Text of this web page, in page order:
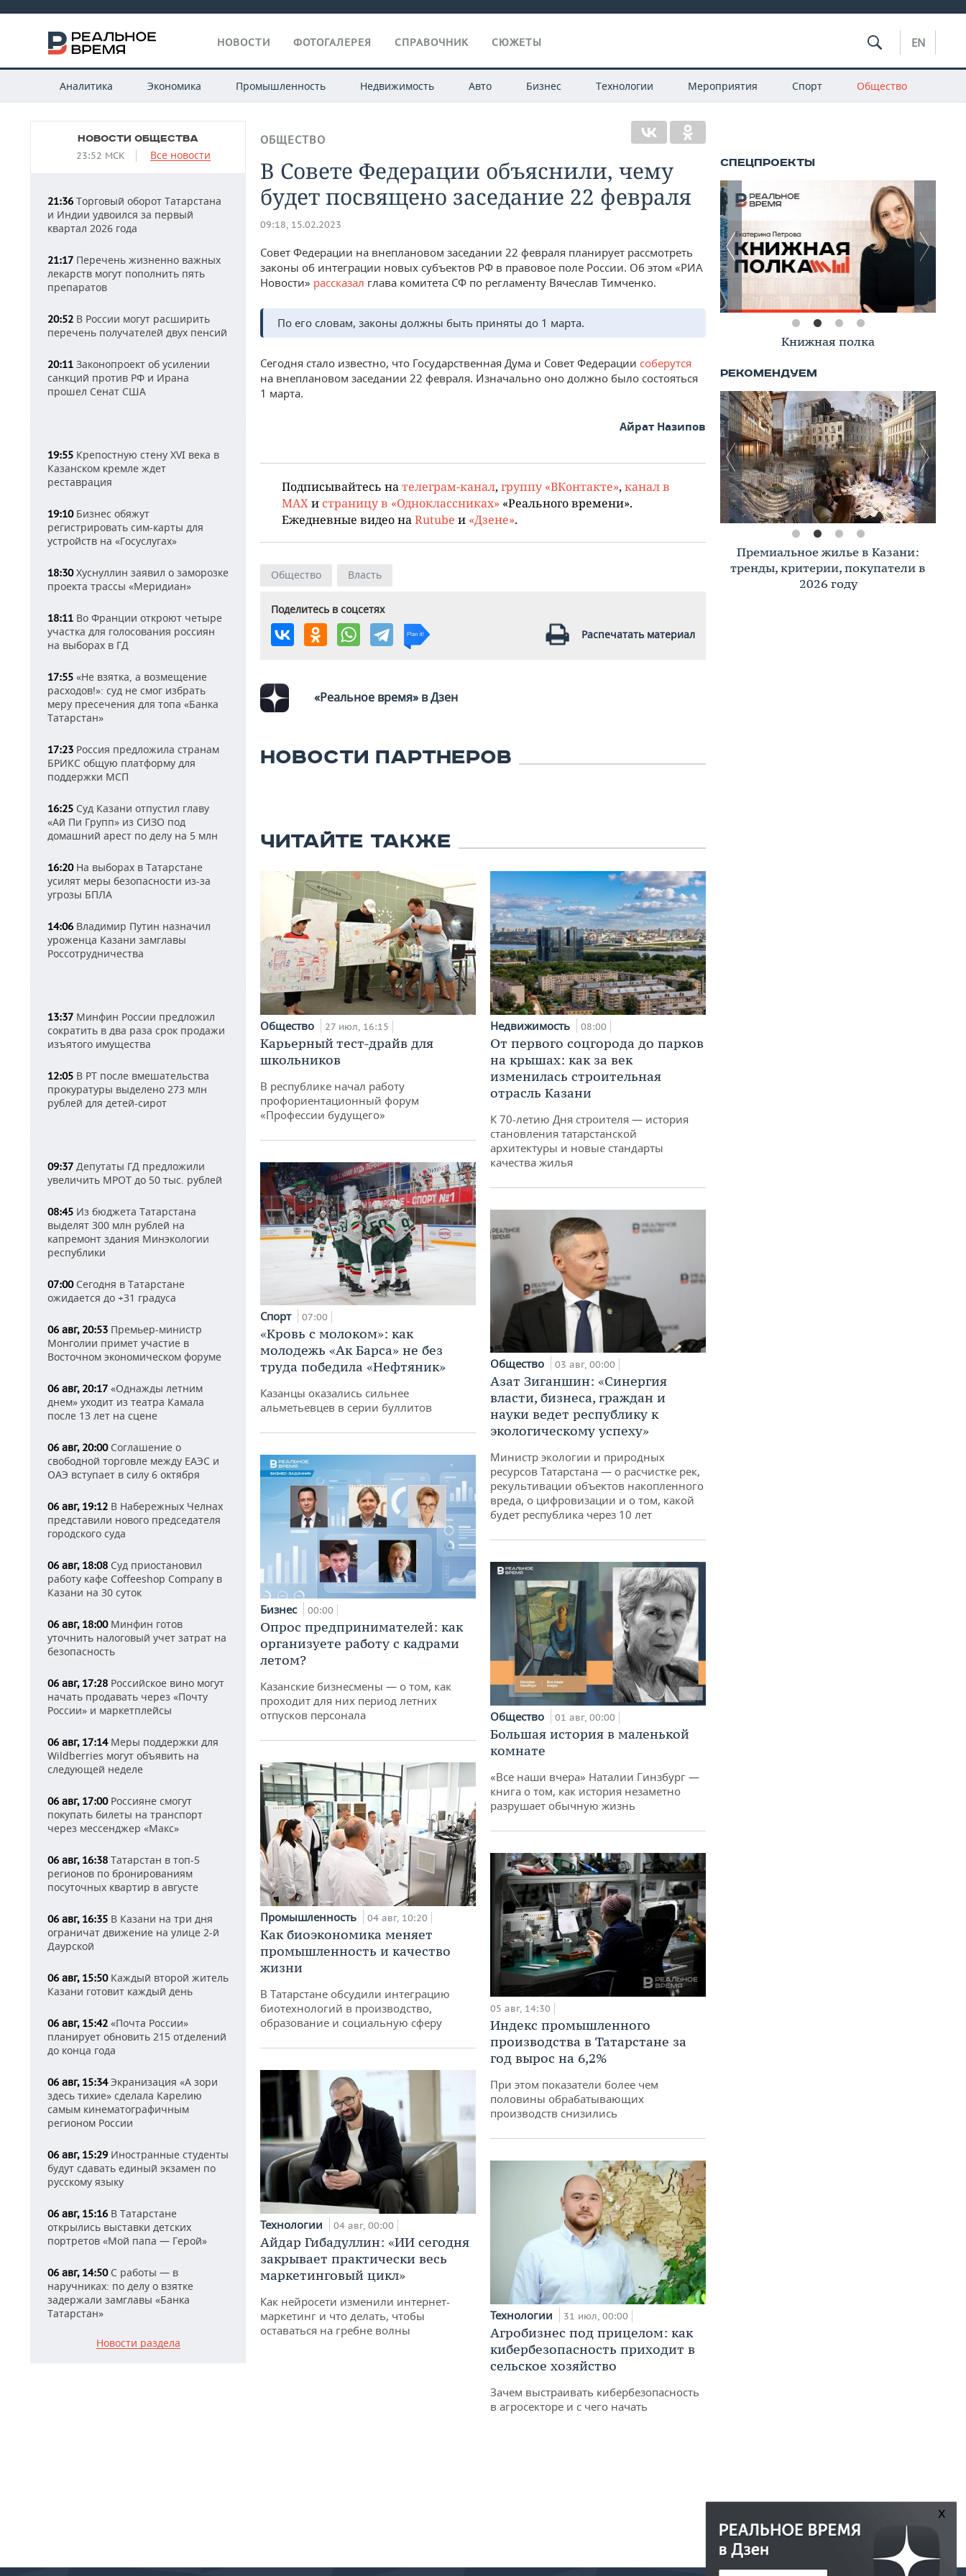
НОВОСТИ ФОТОГАЛЕРЕЯ СПРАВОЧНИК СЮЖЕТЫ EN
Аналитика Экономика Промышленность Недвижимость Авто Бизнес Технологии Мероприятия Спорт Общество
НОВОСТИ ОБЩЕСТВА
23:52 МСК Все новости
21:36 Торговый оборот Татарстана
и Индии удвоился за первый
квартал 2026 года
21:17 Перечень жизненно важных
лекарств могут пополнить пять
препаратов
20:52 В России могут расширить
перечень получателей двух пенсий
20:11 Законопроект об усилении
санкций против РФ и Ирана
прошел Сенат США
19:55 Крепостную стену XVI века в
Казанском кремле ждет
реставрация
19:10Бизнес обяжут
регистрировать сим-карты для
устройств на «Госуслугах»
18:30Хуснуллин заявил о заморозке
проекта трассы «Меридиан»
18:11 Во Франции откроют четыре
участка для голосования россиян
на выборах в ГД
17:55 «Не взятка, а возмещение
расходов!»: суд не смог избрать
меру пресечения для топа «Банка
Татарстан»
17:23 Россия предложила странам
БРИКС общую платформу для
поддержки МСП
16:25 Суд Казани отпустил главу
«Ай Пи Групп» из СИЗО под
домашний арест по делу на 5 млн
16:20На выборах в Татарстане
усилят меры безопасности из-за
угрозы БПЛА
14:06 Владимир Путин назначил
уроженца Казани замглавы
Россотрудничества
13:37 Минфин России предложил
сократить в два раза срок продажи
изъятого имущества
12:05 В РТ после вмешательства
прокуратуры выделено 273 млн
рублей для детей-сирот
09:37 Депутаты ГД предложили
увеличить МРОТ до 50 тыс. рублей
08:45 Из бюджета Татарстана
выделят 300 млн рублей на
капремонт здания Минэкологии
республики
07:00Сегодня в Татарстане
ожидается до +31 градуса
06 авг, 20:53 Премьер-министр
Монголии примет участие в
Восточном экономическом форуме
06 авг, 20:17 «Однажды летним
днем» уходит из театра Камала
после 13 лет на сцене
06 авг, 20:00Соглашение о
свободной торговле между ЕАЭС и
ОАЭ вступает в силу 6 октября
06 авг, 19:12 В Набережных Челнах
представили нового председателя
городского суда
06 авг, 18:08 Суд приостановил
работу кафе Coffeeshop Company в
Казани на 30 суток
06 авг, 18:00Минфин готов
уточнить налоговый учет затрат на
безопасность
06 авг, 17:28 Российское вино могут
начать продавать через «Почту
России» и маркетплейсы
06 авг, 17:14Меры поддержки для
Wildberries могут объявить на
следующей неделе
06 авг, 17:00Россияне смогут
покупать билеты на транспорт
через мессенджер «Макс»
06 авг, 16:38 Татарстан в топ-5
регионов по бронированиям
посуточных квартир в августе
06 авг, 16:35 В Казани на три дня
ограничат движение на улице 2-й
Даурской
06 авг, 15:50Каждый второй житель
Казани готовит каждый день
06 авг, 15:42 «Почта России»
планирует обновить 215 отделений
до конца года
06 авг, 15:34Экранизация «А зори
здесь тихие» сделала Карелию
самым кинематографичным
регионом России
06 авг, 15:29 Иностранные студенты
будут сдавать единый экзамен по
русскому языку
06 авг, 15:16 В Татарстане
открылись выставки детских
портретов «Мой папа — Герой»
06 авг, 14:50С работы — в
наручниках: по делу о взятке
задержали замглавы «Банка
Татарстан»
Новости раздела
ОБЩЕСТВО
В Совете Федерации объяснили, чему
будет посвящено заседание 22 февраля
09:18, 15.02.2023
Совет Федерации на внеплановом заседании 22 февраля планирует рассмотреть
законы об интеграции новых субъектов РФ в правовое поле России. Об этом «РИА
Новости» рассказал глава комитета СФ по регламенту Вячеслав Тимченко.
По его словам, законы должны быть приняты до 1 марта.
Сегодня стало известно, что Государственная Дума и Совет Федерации соберутся
на внеплановом заседании 22 февраля. Изначально оно должно было состояться
1 марта.
Айрат Назипов
Подписывайтесь на телеграм-канал, группу «ВКонтакте», канал в
MAX и страницу в «Одноклассниках» «Реального времени».
Ежедневные видео на Rutube и «Дзене».
Общество Власть
Поделитесь в соцсетях
Распечатать материал
«Реальное время» в Дзен
НОВОСТИ ПАРТНЕРОВ
ЧИТАЙТЕ ТАКЖЕ
Общество 27 июл, 16:15
Карьерный тест-драйв для
школьников
В республике начал работу
профориентационный форум
«Профессии будущего»
Спорт 07:00
«Кровь с молоком»: как
молодежь «Ак Барса» не без
труда победила «Нефтяник»
Казанцы оказались сильнее
альметьевцев в серии буллитов
Бизнес 00:00
Опрос предпринимателей: как
организуете работу с кадрами
летом?
Казанские бизнесмены — о том, как
проходит для них период летних
отпусков персонала
Промышленность 04 авг, 10:20
Как биоэкономика меняет
промышленность и качество
жизни
В Татарстане обсудили интеграцию
биотехнологий в производство,
образование и социальную сферу
Технологии 04 авг, 00:00
Айдар Гибадуллин: «ИИ сегодня
закрывает практически весь
маркетинговый цикл»
Как нейросети изменили интернет-
маркетинг и что делать, чтобы
оставаться на гребне волны
Недвижимость 08:00
От первого соцгорода до парков
на крышах: как за век
изменилась строительная
отрасль Казани
К 70-летию Дня строителя — история
становления татарстанской
архитектуры и новые стандарты
качества жилья
Общество 03 авг, 00:00
Азат Зиганшин: «Синергия
власти, бизнеса, граждан и
науки ведет республику к
экологическому успеху»
Министр экологии и природных
ресурсов Татарстана — о расчистке рек,
рекультивации объектов накопленного
вреда, о цифровизации и о том, какой
будет республика через 10 лет
Общество 01 авг, 00:00
Большая история в маленькой
комнате
«Все наши вчера» Наталии Гинзбург —
книга о том, как история незаметно
разрушает обычную жизнь
05 авг, 14:30
Индекс промышленного
производства в Татарстане за
год вырос на 6,2%
При этом показатели более чем
половины обрабатывающих
производств снизились
Технологии 31 июл, 00:00
Агробизнес под прицелом: как
кибербезопасность приходит в
сельское хозяйство
Зачем выстраивать кибербезопасность
в агросекторе и с чего начать
Книжная полка
Премиальное жилье в Казани:
тренды, критерии, покупатели в
2026 году
x